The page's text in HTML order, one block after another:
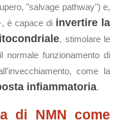
"salvage pathway") e,
è capace di invertire la
, stimolare le
normale funzionamento di
come la
infiammatoria.
di NMN come